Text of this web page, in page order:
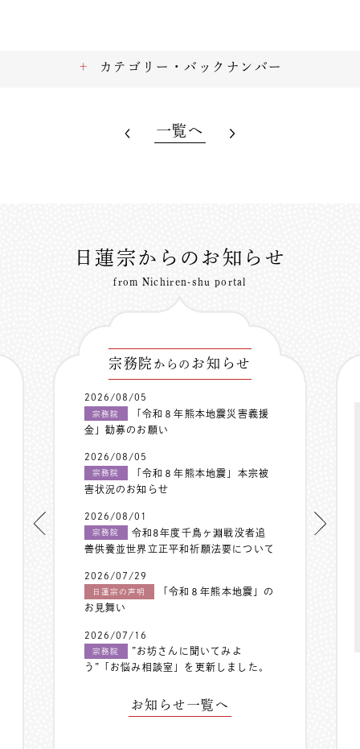
カテゴリー・バックナンバー
一覧へ
日蓮宗からのお知らせ
from Nichiren-shu portal
宗務院 からの お知らせ
2026/08/05
宗務院
「令和８年熊本地震災害義援
金」勧募のお願い
2026/08/05
宗務院
「令和８年熊本地震」本宗被
害状況のお知らせ
2026/08/01
宗務院
令和8年度千鳥ヶ淵戦没者追
善供養並世界立正平和祈願法要について
2026/07/29
日蓮宗の声明
「令和８年熊本地震」の
お見舞い
2026/07/16
宗務院
”お坊さんに聞いてみよ
う”「お悩み相談室」を更新しました。
お知らせ一覧へ